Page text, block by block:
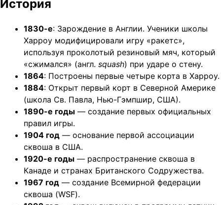
История
1830-е: Зарождение в Англии. Ученики школы
Харроу модифицировали игру «ракетс»,
используя проколотый резиновый мяч, который
«сжимался» (англ. squash) при ударе о стену.
1864: Построены первые четыре корта в Харроу.
1884: Открыт первый корт в Северной Америке
(школа Св. Павла, Нью-Гэмпшир, США).
1890-е годы — создание первых официальных
правил игры.
1904 год — основание первой ассоциации
сквоша в США.
1920-е годы — распространение сквоша в
Канаде и странах Британского Содружества.
1967 год — создание Всемирной федерации
сквоша (WSF).